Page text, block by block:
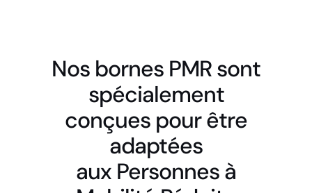
Nos bornes PMR sont
spécialement
conçues pour être
adaptées
aux Personnes à